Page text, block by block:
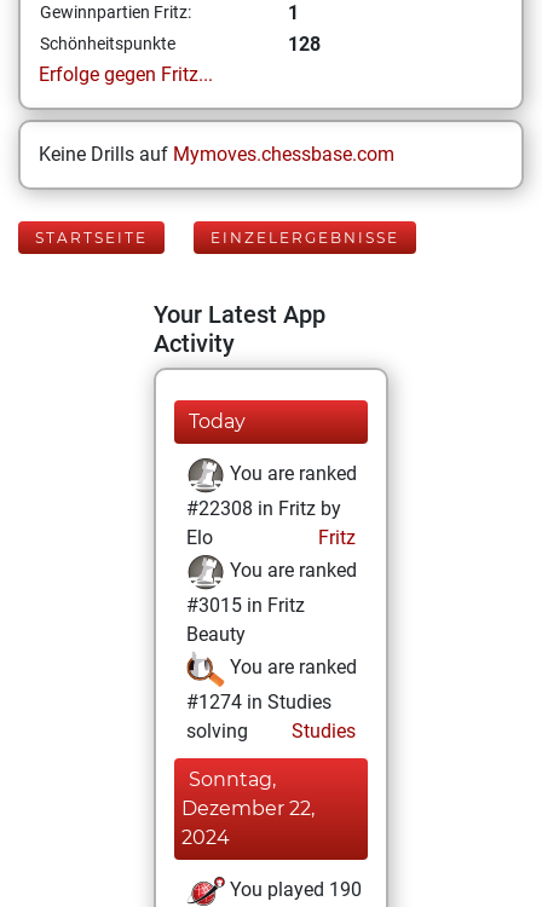
Gewinnpartien Fritz: 1
Schönheitspunkte
128
Erfolge gegen Fritz...
Keine Drills auf Mymoves.chessbase.com
STARTSEITE EINZELERGEBNISSE
Your Latest App
Activity
Today
You are ranked
#22308 in Fritz by
Elo
Fritz
You are ranked
#3015 in Fritz
Beauty
You are ranked
#1274 in Studies
solving
Studies
Sonntag,
Dezember 22,
2024
You played 190